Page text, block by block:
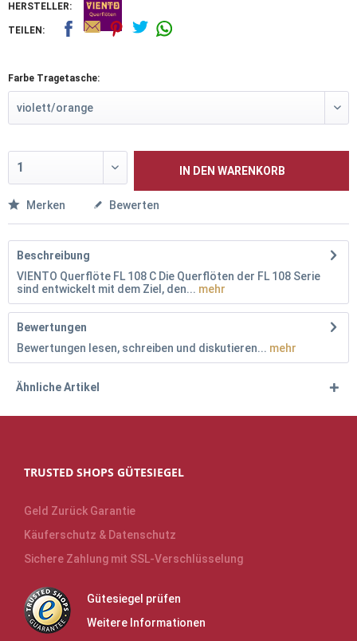
HERSTELLER:
TEILEN:
Farbe Tragetasche:
IN DEN WARENKORB
Merken Bewerten
Beschreibung
VIENTO Querflöte FL 108 C Die Querflöten der FL 108 Serie
sind entwickelt mit dem Ziel, den... mehr
Bewertungen
Bewertungen lesen, schreiben und diskutieren... mehr
Ähnliche Artikel
TRUSTED SHOPS GÜTESIEGEL
Geld Zurück Garantie
Käuferschutz & Datenschutz
Sichere Zahlung mit SSL-Verschlüsselung
Gütesiegel prüfen
Weitere Informationen